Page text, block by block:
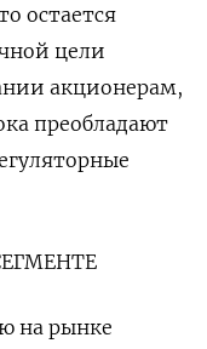
остается
цели
акционерам,
преобладают
на рынке